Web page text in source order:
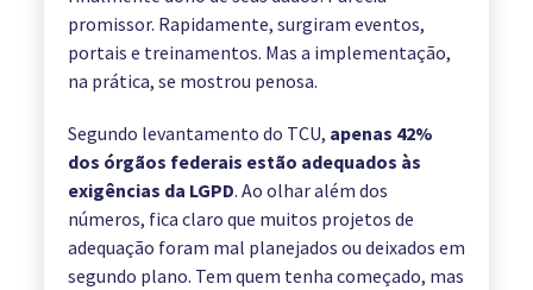
promissor. Rapidamente, surgiram eventos,
portais e treinamentos. Mas a implementação,
na prática, se mostrou penosa.
Segundo levantamento do TCU, apenas 42%
dos órgãos federais estão adequados às
exigências da LGPD. Ao olhar além dos
números, fica claro que muitos projetos de
adequação foram mal planejados ou deixados em
segundo plano. Tem quem tenha começado, mas